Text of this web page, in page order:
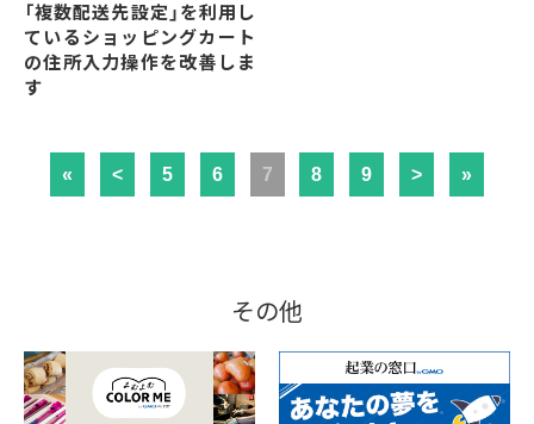
「複数配送先設定」を利用し
ているショッピングカート
の住所入力操作を改善しま
す
« < 5 6 7 8 9 > »
その他